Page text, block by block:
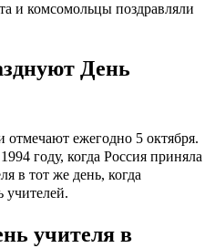
и комсомольцы поздравляли
День
отмечают ежегодно 5 октября.
году, когда Россия приняла
в тот же день, когда
учителей.
учителя в